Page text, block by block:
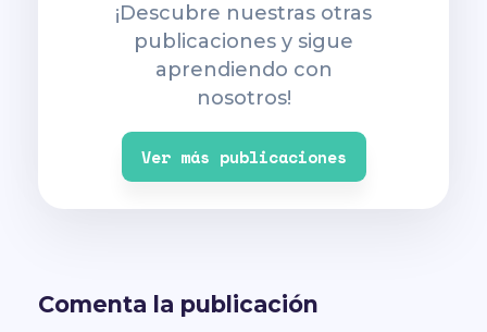
¡Descubre nuestras otras
publicaciones y sigue
aprendiendo con
nosotros!
Ver más publicaciones
Comenta la publicación